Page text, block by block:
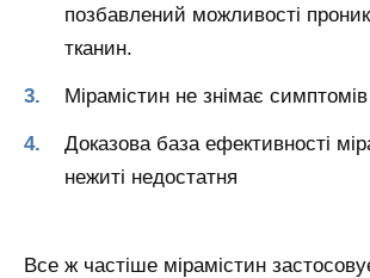
позбавлений можливості
тканин.
Мірамістин не знімає
Доказова база ефективності
нежиті недостатня
Все ж частіше мірамістин